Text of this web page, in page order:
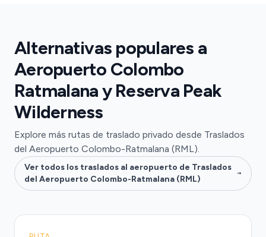
Alternativas populares a
Aeropuerto Colombo
Ratmalana y Reserva Peak
Wilderness
Explore más rutas de traslado privado desde Traslados
del Aeropuerto Colombo-Ratmalana (RML).
Ver todos los traslados al aeropuerto de Traslados
del Aeropuerto Colombo-Ratmalana (RML)